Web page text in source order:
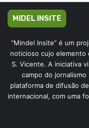
MIDEL INSITE
“Mindel Insite” é um
noticioso cujo elemento
S. Vicente. A iniciativa
campo do
plataforma de difusão
internacional, com uma